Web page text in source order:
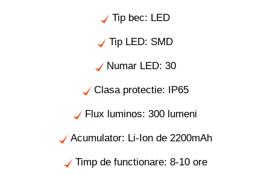
Tip bec: LED
Tip LED: SMD
Numar LED: 30
Clasa protectie: IP65
Flux luminos: 300 lumeni
Acumulator: Li-Ion de 2200mAh
Timp de functionare: 8-10 ore